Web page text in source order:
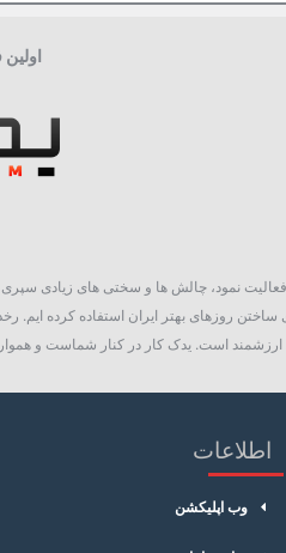
1393 بصورت رسمی شروع به فعالیت نمود، چالش ها
روزهای بهتر ایران استفاده کرده ایم.
است. یدک کار در کنار شماست و
اطلاعات
وب اپلیکشن